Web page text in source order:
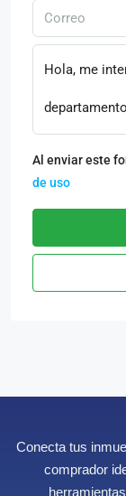
Al enviar este
de uso
Conecta tus
comprador